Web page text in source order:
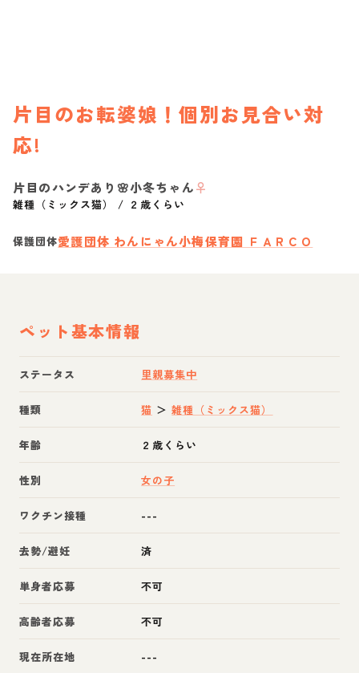
片目のお転婆娘！個別お見合い対
応!
片目のハンデあり🌸小冬ちゃん♀
雑種（ミックス猫） / ２歳くらい
保護団体愛護団体 わんにゃん小梅保育園 ＦＡＲＣＯ
ペット基本情報
ステータス 里親募集中
種類 猫 ＞雑種（ミックス猫）
年齢 ２歳くらい
性別 女の子
ワクチン接種 ---
去勢/避妊 済
単身者応募 不可
高齢者応募 不可
現在所在地 ---